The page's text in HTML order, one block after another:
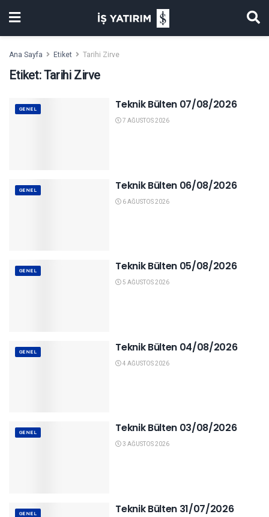
Ana Sayfa Etiket Tarihi Zirve
Etiket:Tarihi Zirve
GENEL Teknik Bülten 07/08/2026
7 AĞUSTOS 2026
GENEL Teknik Bülten 06/08/2026
6 AĞUSTOS 2026
GENEL Teknik Bülten 05/08/2026
5 AĞUSTOS 2026
GENEL Teknik Bülten 04/08/2026
4 AĞUSTOS 2026
GENEL Teknik Bülten 03/08/2026
3 AĞUSTOS 2026
GENEL Teknik Bülten 31/07/2026